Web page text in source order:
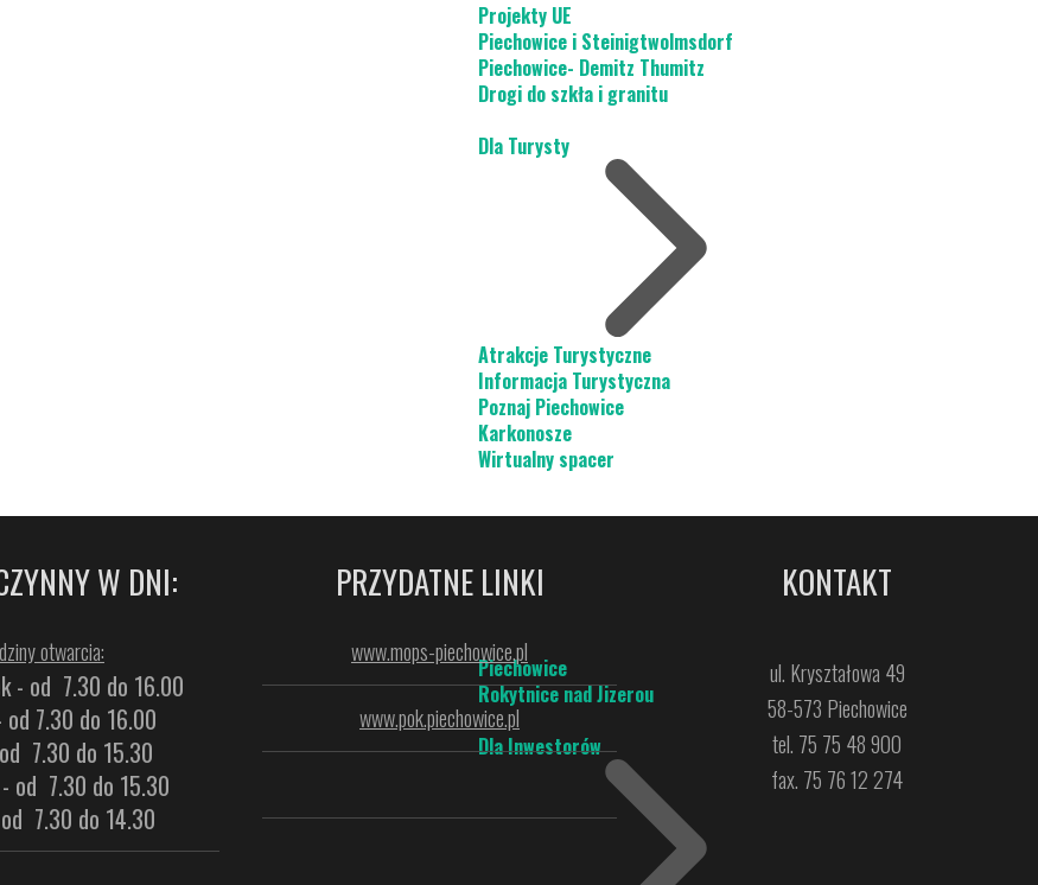
Projekty UE
Piechowice i Steinigtwolmsdorf
Piechowice- Demitz Thumitz
Drogi do szkła i granitu
Dla Turysty
Atrakcje Turystyczne
Informacja Turystyczna
Poznaj Piechowice
Karkonosze
Wirtualny spacer
Piechowice
Rokytnice nad Jizerou
Dla Inwestorów
W DNI:
otwarcia:
- od 7.30 do 16.00
7.30 do 16.00
7.30 do 15.30
od 7.30 do 15.30
7.30 do 14.30
PRZYDATNE LINKI
www.mops-piechowice.pl
www.pok.piechowice.pl
KONTAKT
ul. Kryształowa 49
58-573 Piechowice
tel. 75 75 48 900
fax. 75 76 12 274